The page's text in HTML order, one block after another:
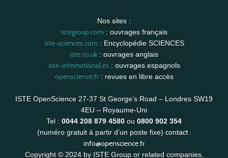
Nos sites :
istegroup.com: ouvrages français
iste-sciences.com: Encyclopédie SCIENCES
iste.co.uk : ouvrages anglais
iste-international.es: ouvrages espagnols
openscience.fr: revues en libre accès
ISTE OpenScience 27-37 St George’s Road – Londres SW19
4EU – Royaume-Uni
Tel : 0044 208 879 4580 ou 0800 902 354
(numéro gratuit à partir d’un poste fixe) contact :
info@openscience.fr
Copyright © 2024 by ISTE Group or related companies.